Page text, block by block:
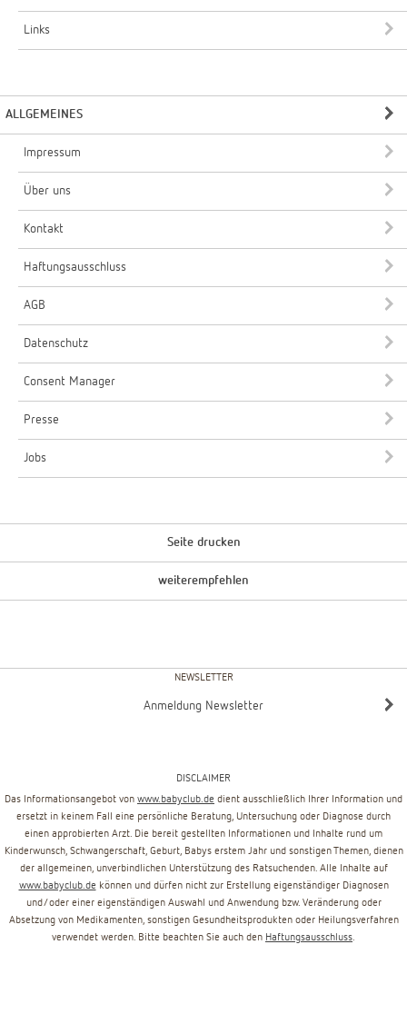
Links
ALLGEMEINES
Impressum
Über uns
Kontakt
Haftungsausschluss
AGB
Datenschutz
Consent Manager
Presse
Jobs
Seite drucken
weiterempfehlen
NEWSLETTER
Anmeldung Newsletter
DISCLAIMER
Das Informationsangebot von www.babyclub.de dient ausschließlich Ihrer Information und
ersetzt in keinem Fall eine persönliche Beratung, Untersuchung oder Diagnose durch
einen approbierten Arzt. Die bereit gestellten Informationen und Inhalte rund um
Kinderwunsch, Schwangerschaft, Geburt, Babys erstem Jahr und sonstigen Themen, dienen
der allgemeinen, unverbindlichen Unterstützung des Ratsuchenden. Alle Inhalte auf
www.babyclub.de können und dürfen nicht zur Erstellung eigenständiger Diagnosen
und/oder einer eigenständigen Auswahl und Anwendung bzw. Veränderung oder
Absetzung von Medikamenten, sonstigen Gesundheitsprodukten oder Heilungsverfahren
verwendet werden. Bitte beachten Sie auch den Haftungsausschluss.